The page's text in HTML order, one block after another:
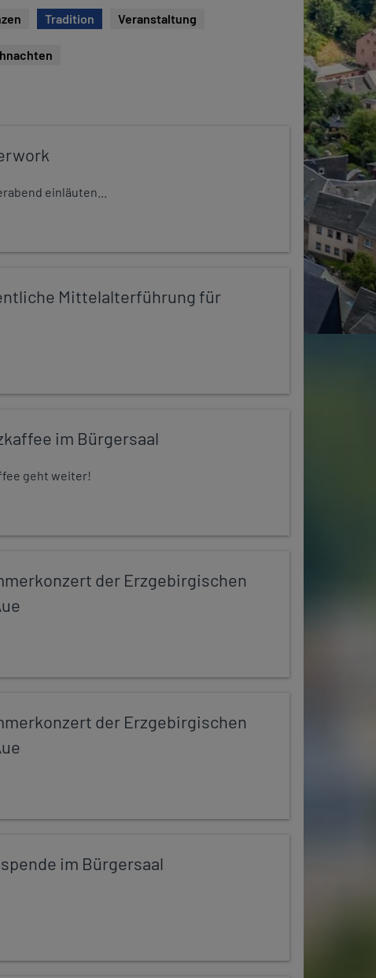
Tradition Veranstaltung
einläuten...
Mittelalterführung für
im Bürgersaal
geht weiter!
der Erzgebirgischen
der Erzgebirgischen
im Bürgersaal